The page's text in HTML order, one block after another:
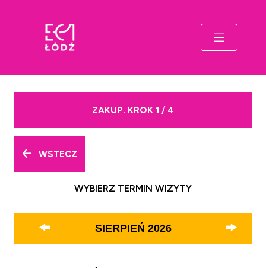
WSTECZ
ZAKUP. KROK 1 / 4
WYBIERZ TERMIN WIZYTY
SIERPIEŃ 2026